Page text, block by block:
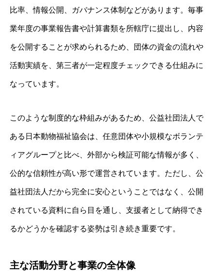
比率、情報公開、ガバナンス体制などがあります。毎事
業年度の事業報告書や計算書類を所轄庁に提出し、内容
を公開することが求められるため、団体の資金の流れや
活動実績を、第三者が一定程度チェックできる仕組みに
なっています。
このような制度的な枠組みがあるため、公益社団法人で
ある日本動物福祉協会は、任意団体や小規模なボランテ
ィアグループと比べ、外部から検証可能な情報が多く、
公的な信頼性が高い形で運営されています。ただし、公
益社団法人だから完全に安心ということではなく、公開
されている資料に自ら目を通し、支援者として納得でき
るかどうかを確認する姿勢は引き続き重要です。
主な活動分野と事業の全体像